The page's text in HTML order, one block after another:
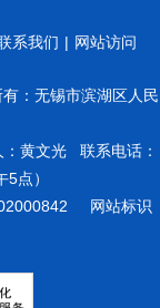
系我们 | 网站访问
有：无锡市滨湖区人民
黄文光 联系电话：
5点）
网站标识